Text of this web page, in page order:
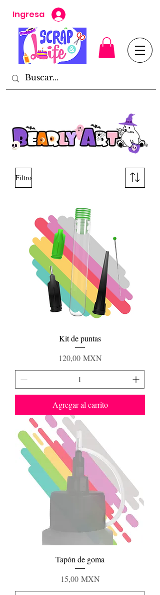
Ingresa
Filtro
Kit de puntas
Precio
120,00 MXN
Agregar al carrito
Tapón de goma
Precio
15,00 MXN